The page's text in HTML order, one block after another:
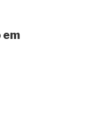
em